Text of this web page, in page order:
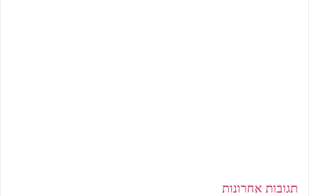
תגובות אחרונות